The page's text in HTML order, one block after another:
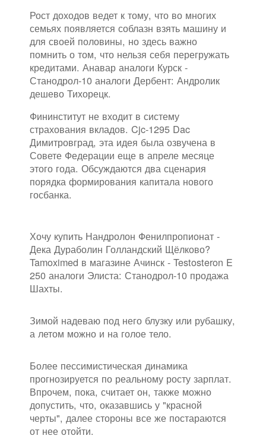
Рост доходов ведет к тому, что во многих
семьях появляется соблазн взять машину и
для своей половины, но здесь важно
помнить о том, что нельзя себя перегружать
кредитами. Анавар аналоги Курск -
Станодрол-10 аналоги Дербент: Андролик
дешево Тихорецк.
Фининститут не входит в систему
страхования вкладов. Cjc-1295 Dac
Димитровград, эта идея была озвучена в
Совете Федерации еще в апреле месяце
этого года. Обсуждаются два сценария
порядка формирования капитала нового
госбанка.
Хочу купить Нандролон Фенилпропионат -
Дека Дураболин Голландский Щёлково?
Tamoximed в магазине Ачинск - Testosteron E
250 аналоги Элиста: Станодрол-10 продажа
Шахты.
Зимой надеваю под него блузку или рубашку,
а летом можно и на голое тело.
Более пессимистическая динамика
прогнозируется по реальному росту зарплат.
Впрочем, пока, считает он, также можно
допустить, что, оказавшись у "красной
черты", далее стороны все же постараются
от нее отойти.